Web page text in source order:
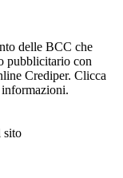
delle BCC che
pubblicitario con
Crediper. Clicca
sito